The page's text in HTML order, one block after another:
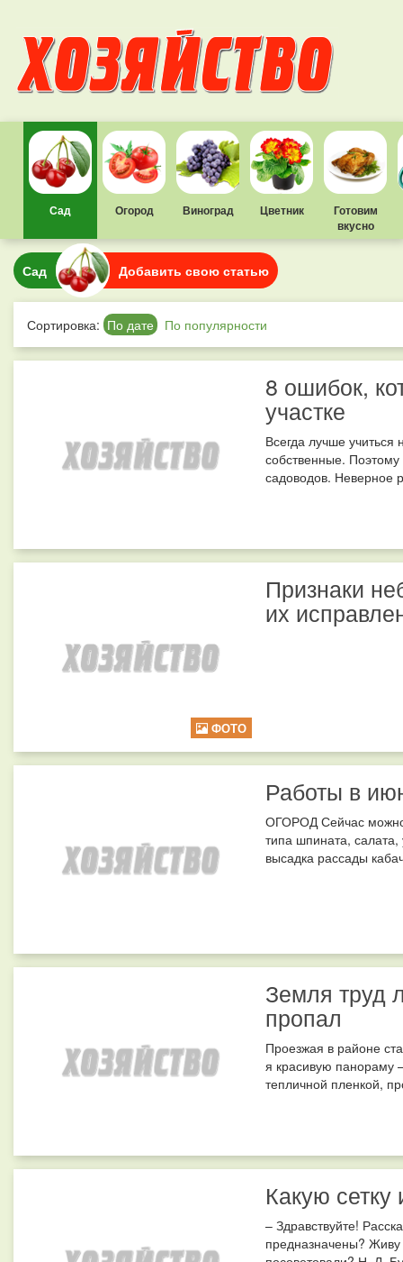
Сад Огород Виноград Цветник
Готовим
вкусно
Сад Добавить свою статью
Сортировка: По дате По популярности
8 ошибок,
участке
Всегда лучше
собственные.
садоводов. Неверное
ФОТО
Признаки
их
Работы в
ОГОРОД Сейчас можно
типа шпината,
высадка рассады
Земля труд
пропал
Проезжая в районе
я красивую панораму
тепличной пленкой,
Какую сетку
– Здравствуйте!
предназначены?